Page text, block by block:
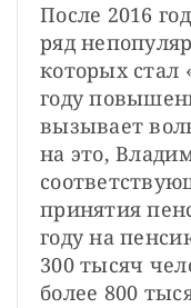
После 2016
ряд
которых стал
году
вызывает
на это,
принятия
году на
300 тысяч
более 800